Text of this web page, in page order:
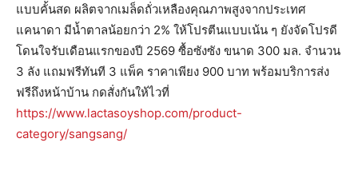
แบบคั้นสด ผลิตจากเมล็ดถั่วเหลืองคุณภาพสูงจากประเทศ
แคนาดา มีน้ำตาลน้อยกว่า 2% ให้โปรตีนแบบเน้น ๆ ยังจัดโปรดี
โดนใจรับเดือนแรกของปี 2569 ซื้อซังซัง ขนาด 300 มล. จำนวน
3 ลัง แถมฟรีทันที 3 แพ็ค ราคาเพียง 900 บาท พร้อมบริการส่ง
ฟรีถึงหน้าบ้าน กดสั่งกันให้ไวที่
https://www.lactasoyshop.com/product-
category/sangsang/